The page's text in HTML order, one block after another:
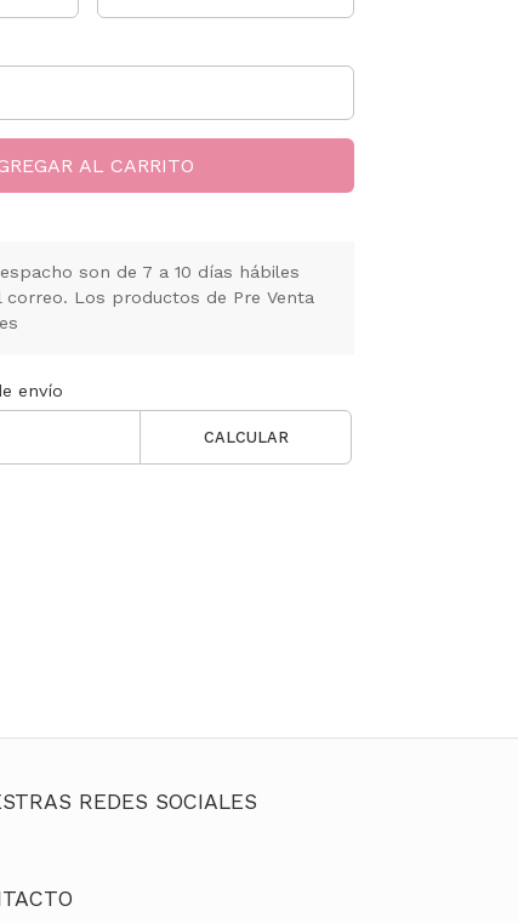
AL CARRITO
son de 7 a 10 días hábiles
Los productos de Pre Venta
envío
CALCULAR
REDES SOCIALES